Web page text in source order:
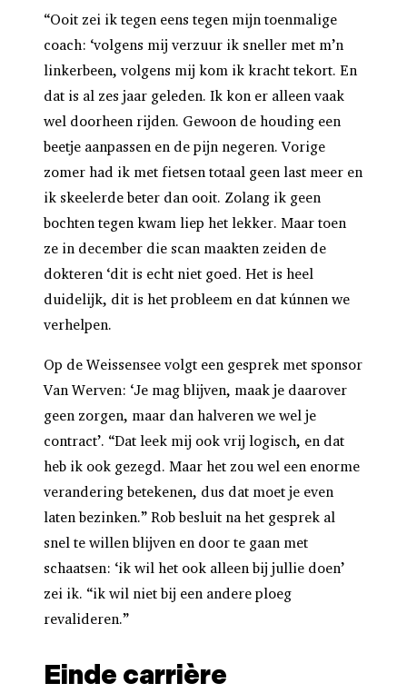
“Ooit zei ik tegen eens tegen mijn toenmalige
coach: ‘volgens mij verzuur ik sneller met m’n
linkerbeen, volgens mij kom ik kracht tekort. En
dat is al zes jaar geleden. Ik kon er alleen vaak
wel doorheen rijden. Gewoon de houding een
beetje aanpassen en de pijn negeren. Vorige
zomer had ik met fietsen totaal geen last meer en
ik skeelerde beter dan ooit. Zolang ik geen
bochten tegen kwam liep het lekker. Maar toen
ze in december die scan maakten zeiden de
dokteren ‘dit is echt niet goed. Het is heel
duidelijk, dit is het probleem en dat kúnnen we
verhelpen.
Op de Weissensee volgt een gesprek met sponsor
Van Werven: ‘Je mag blijven, maak je daarover
geen zorgen, maar dan halveren we wel je
contract’. “Dat leek mij ook vrij logisch, en dat
heb ik ook gezegd. Maar het zou wel een enorme
verandering betekenen, dus dat moet je even
laten bezinken.” Rob besluit na het gesprek al
snel te willen blijven en door te gaan met
schaatsen: ‘ik wil het ook alleen bij jullie doen’
zei ik. “ik wil niet bij een andere ploeg
revalideren.”
Einde carrière